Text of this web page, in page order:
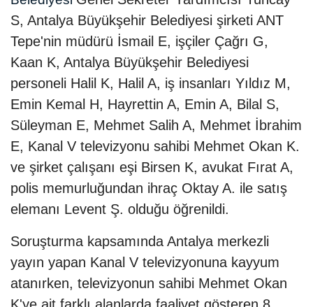
S, Antalya Büyükşehir Belediyesi şirketi ANT
Tepe'nin müdürü İsmail E, işçiler Çağrı G,
Kaan K, Antalya Büyükşehir Belediyesi
personeli Halil K, Halil A, iş insanları Yıldız M,
Emin Kemal H, Hayrettin A, Emin A, Bilal S,
Süleyman E, Mehmet Salih A, Mehmet İbrahim
E, Kanal V televizyonu sahibi Mehmet Okan K.
ve şirket çalışanı eşi Birsen K, avukat Fırat A,
polis memurluğundan ihraç Oktay A. ile satış
elemanı Levent Ş. olduğu öğrenildi.
Soruşturma kapsamında Antalya merkezli
yayın yapan Kanal V televizyonuna kayyum
atanırken, televizyonun sahibi Mehmet Okan